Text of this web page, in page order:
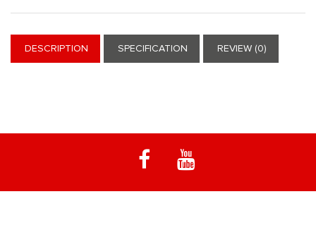
DESCRIPTION SPECIFICATION REVIEW (0)